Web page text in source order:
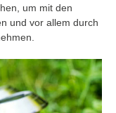
um mit den
und vor allem durch